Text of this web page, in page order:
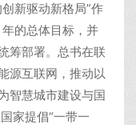
新驱动新格局”作
的总体目标，并
筹部署。总书在联
源互联网，推动以
智慧城市建设与国
家提倡“一带一